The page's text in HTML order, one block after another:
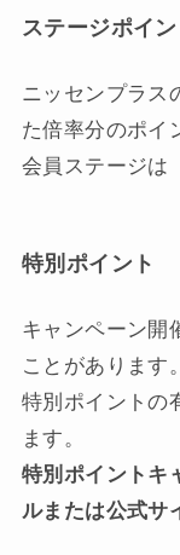
ステージポイン
ニッセンプラス
た倍率分のポイ
会員ステージは
特別ポイント
キャンペーン開
ことがあります。
特別ポイントの
ます。
特別ポイントキ
ルまたは公式サ